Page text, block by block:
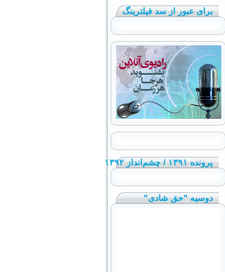
برای عبور از سد فیلترینگ
پرونده ۱۳۹۱ / چشم‌انداز ۱۳۹۲
دوسیه "حق شادی"